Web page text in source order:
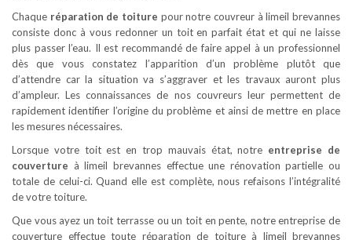
Chaque réparation de toiture pour notre couvreur à limeil brevannes
consiste donc à vous redonner un toit en parfait état et qui ne laisse
plus passer l’eau. Il est recommandé de faire appel à un professionnel
dès que vous constatez l’apparition d’un problème plutôt que
d’attendre car la situation va s’aggraver et les travaux auront plus
d’ampleur. Les connaissances de nos couvreurs leur permettent de
rapidement identifier l’origine du problème et ainsi de mettre en place
les mesures nécessaires.
Lorsque votre toit est en trop mauvais état, notre entreprise de
couverture à limeil brevannes effectue une rénovation partielle ou
totale de celui-ci. Quand elle est complète, nous refaisons l’intégralité
de votre toiture.
Que vous ayez un toit terrasse ou un toit en pente, notre entreprise de
couverture effectue toute réparation de toiture à limeil brevannes